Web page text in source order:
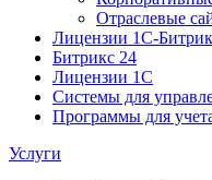
Отраслевые
Лицензии 1С-
Битрикс 24
Лицензии 1С
Системы для
Программы для
Услуги